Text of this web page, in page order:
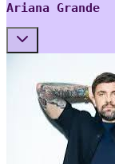
Ariana Grande